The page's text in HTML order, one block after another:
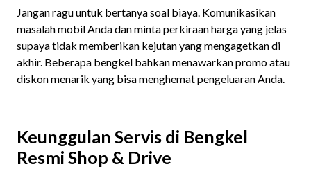
Jangan ragu untuk bertanya soal biaya. Komunikasikan
masalah mobil Anda dan minta perkiraan harga yang jelas
supaya tidak memberikan kejutan yang mengagetkan di
akhir. Beberapa bengkel bahkan menawarkan promo atau
diskon menarik yang bisa menghemat pengeluaran Anda.
Keunggulan Servis di Bengkel
Resmi Shop & Drive